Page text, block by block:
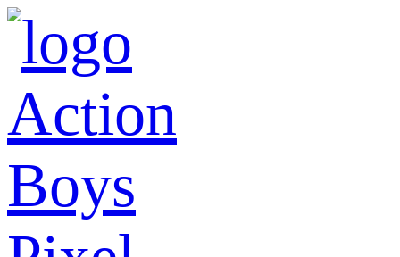
Action
Boys